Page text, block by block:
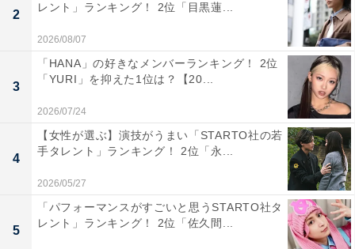
1位：北村一輝（一ノ瀬信右衛門）／123票
2
レント」ランキング！ 2位「目黒蓮...
2026/08/07
3
「HANA」の好きなメンバーランキング！ 2位
「YURI」を抑えた1位は？【20...
2026/07/24
4
【女性が選ぶ】演技がうまい「STARTO社の若
手タレント」ランキング！ 2位「永...
2026/05/27
5
「パフォーマンスがすごいと思うSTARTO社タ
レント」ランキング！ 2位「佐久間...